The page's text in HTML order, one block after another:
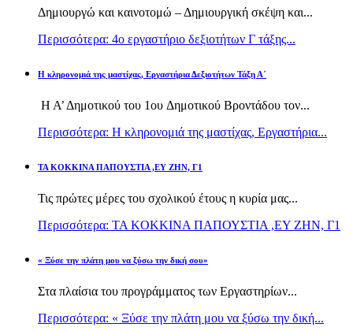
Δημιουργώ και καινοτομώ – Δημιουργική σκέψη και...
Περισσότερα: 4ο εργαστήριο δεξιοτήτων Γ τάξης...
H κληρονομιά της μαστίχας, Εργαστήρια Δεξιοτήτων Τάξη Α΄
Η Α’ Δημοτικού του 1ου Δημοτικού Βροντάδου τον...
Περισσότερα: H κληρονομιά της μαστίχας, Εργαστήρια...
TA KOKKINA ΠΑΠΟΥΣΤΙΑ ,ΕΥ ΖΗΝ, Γ1
Τις πρώτες μέρες του σχολικού έτους η κυρία μας...
Περισσότερα: TA KOKKINA ΠΑΠΟΥΣΤΙΑ ,ΕΥ ΖΗΝ, Γ1
« Ξύσε την πλάτη μου να ξύσω την δική σου»
Στα πλαίσια του προγράμματος των Εργαστηρίων...
Περισσότερα: « Ξύσε την πλάτη μου να ξύσω την δική...